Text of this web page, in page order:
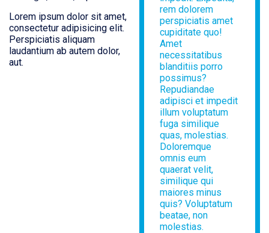
Lorem ipsum dolor sit amet,
consectetur adipisicing elit.
Perspiciatis aliquam
laudantium ab autem dolor,
aut.
rem dolorem
perspiciatis amet
cupiditate quo!
Amet
necessitatibus
blanditiis porro
possimus?
Repudiandae
adipisci et impedit
illum voluptatum
fuga similique
quas, molestias.
Doloremque
omnis eum
quaerat velit,
similique qui
maiores minus
quis? Voluptatum
beatae, non
molestias.